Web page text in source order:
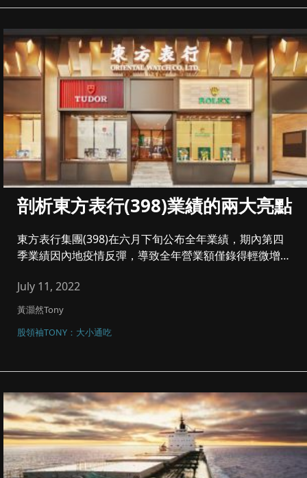
剖析東方表行(398)業績的兩大亮點
東方表行集團(398)在六月下旬公布全年業績，期內第四
季業績因內地疫情反彈，導致全年營業額僅錄得輕微增
July 11, 2022
黃灝然Tony
股領袖TONY：大小通吃